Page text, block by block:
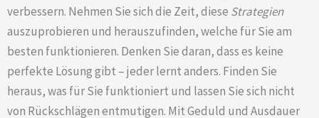
verbessern. Nehmen Sie sich die Zeit, diese Strategien
auszuprobieren und herauszufinden, welche für Sie am
besten funktionieren. Denken Sie daran, dass es keine
perfekte Lösung gibt – jeder lernt anders. Finden Sie
heraus, was für Sie funktioniert und lassen Sie sich nicht
von Rückschlägen entmutigen. Mit Geduld und Ausdauer